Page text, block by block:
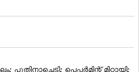
പെപ്പര്‍മിന്റ്‌ മിഠായി;